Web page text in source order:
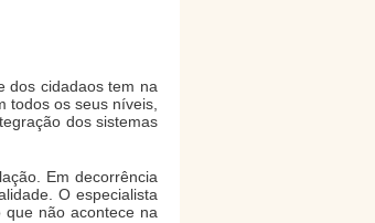
dos cidadaos tem na
todos os seus níveis,
dos sistemas
Em decorrência
O especialista
não acontece na